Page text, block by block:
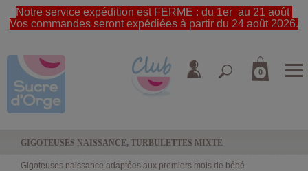
Notre service expédition est FERME : du 1er au 21 août
Vos commandes seront expédiées à partir du 24 août 2026.
0
GIGOTEUSES NAISSANCE, TURBULETTES MIXTE
Gigoteuses naissance adaptées aux premiers mois de bébé